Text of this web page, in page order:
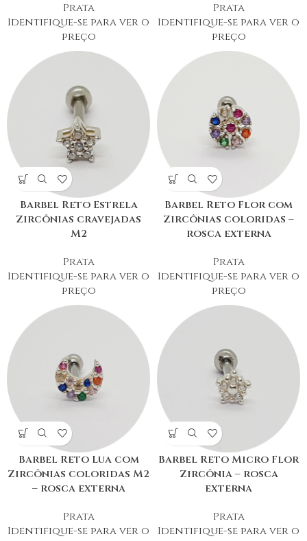
Prata
Identifique-se para ver o
preço
Prata
Identifique-se para ver o
preço
Barbel Reto Estrela
Zircônias cravejadas
M2
Prata
Identifique-se para ver o
preço
Barbel Reto Flor com
Zircônias coloridas –
rosca externa
Prata
Identifique-se para ver o
preço
Barbel Reto Lua com
Zircônias coloridas M2
– rosca externa
Prata
Identifique-se para ver o
Barbel Reto Micro Flor
Zircônia – rosca
externa
Prata
Identifique-se para ver o